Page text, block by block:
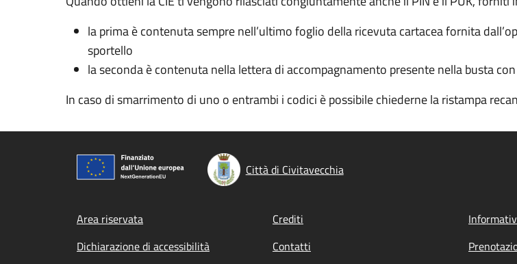
la prima è contenuta sempre nell’ultimo foglio della ricevuta cartacea fornita
sportello
la seconda è contenuta nella lettera di accompagnamento presente nella busta
In caso di smarrimento di uno o entrambi i codici è possibile chiederne la ristampa
Città di Civitavecchia
Footer menu
Area riservata Crediti
Dichiarazione di accessibilità
Contatti